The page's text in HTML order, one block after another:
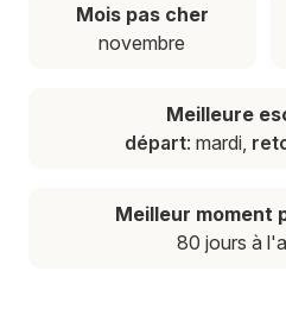
Mois pas cher
novembre
Meilleure
départ: mardi,
Meilleur moment
80 jours à